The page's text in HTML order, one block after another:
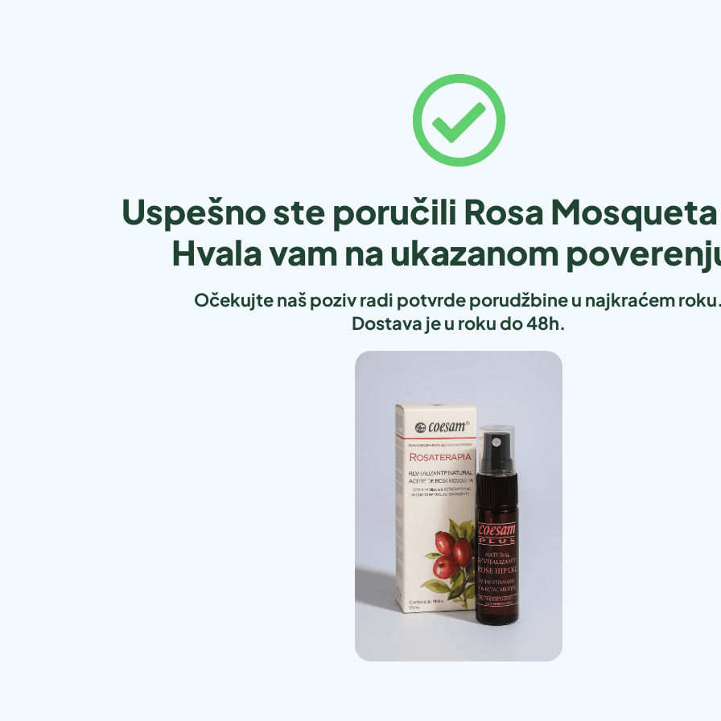
Uspešno ste poručili Rosa
Hvala vam na ukazanom
Očekujte naš poziv radi potvrde porudžbine u najkraćem roku.
Dostava je u roku do 48h.